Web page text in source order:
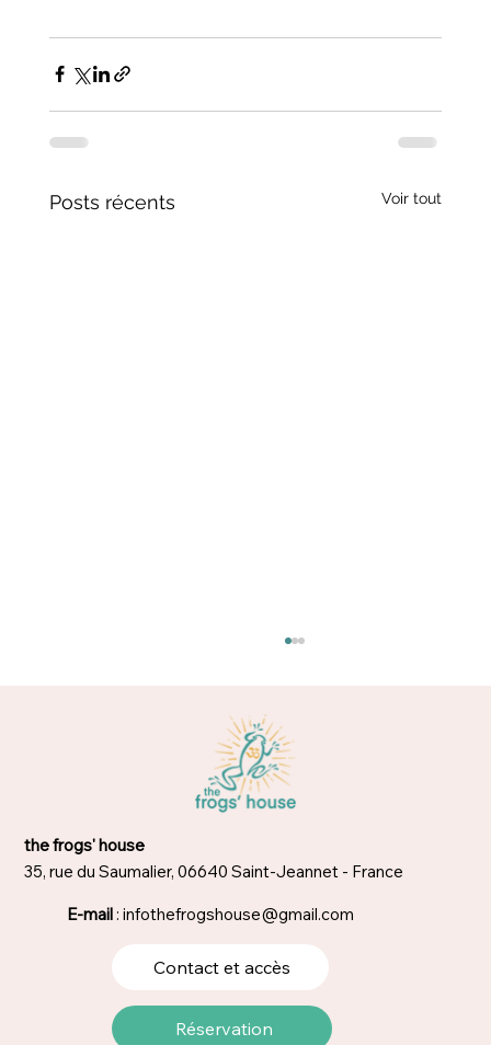
Posts récents Voir tout
the frogs' house
35, rue du Saumalier, 06640 Saint-Jeannet - France
E-mail: infothefrogshouse@gmail.com
Contact et accès
Réservation